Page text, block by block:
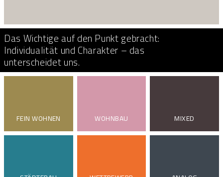
Das Wichtige auf den Punkt gebracht:
Individualität und Charakter – das
unterscheidet uns.
FEIN WOHNEN WOHNBAU MIXED